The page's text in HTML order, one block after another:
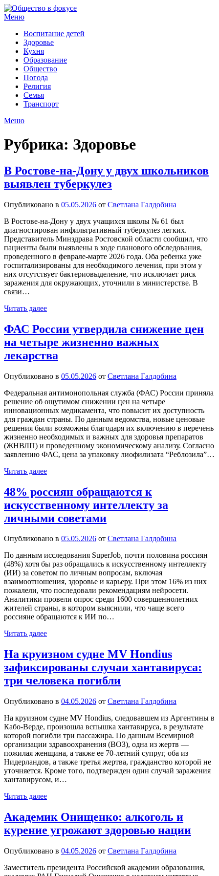
Перейти
к
Меню
Воспитание детей
Здоровье
Кухня
Образование
Общество
Погода
Религия
Семья
Транспорт
Меню
Рубрика: Здоровье
В Ростове-на-Дону у двух школьников
выявлен туберкулез
Опубликовано в 05.05.2026 от Светлана Галдобина
В Ростове-на-Дону у двух учащихся школы № 61 был
диагностирован инфильтративный туберкулез легких.
Представитель Минздрава Ростовской области сообщил, что
пациенты были выявлены в ходе планового обследования,
проведенного в феврале-марте 2026 года. Оба ребенка уже
госпитализированы для необходимого лечения, при этом у
них отсутствует бактериовыделение, что исключает риск
заражения для окружающих, уточнили в министерстве. В
связи…
Читать далее
ФАС России утвердила снижение цен
на четыре жизненно важных
лекарства
Опубликовано в 05.05.2026 от Светлана Галдобина
Федеральная антимонопольная служба (ФАС) России приняла
решение об ощутимом снижении цен на четыре
инновационных медикамента, что повысит их доступность
для граждан страны. По данным ведомства, новые ценовые
решения были возможны благодаря их включению в перечень
жизненно необходимых и важных для здоровья препаратов
(ЖНВЛП) и проведенному экономическому анализу. Согласно
заявлению ФАС, цена за упаковку лиофилизата “Реблозила”…
Читать далее
48% россиян обращаются к
искусственному интеллекту за
личными советами
Опубликовано в 05.05.2026 от Светлана Галдобина
По данным исследования SuperJob, почти половина россиян
(48%) хотя бы раз обращались к искусственному интеллекту
(ИИ) за советом по личным вопросам, включая
взаимоотношения, здоровье и карьеру. При этом 16% из них
пожалели, что последовали рекомендациям нейросети.
Аналитики провели опрос среди 1600 совершеннолетних
жителей страны, в котором выяснили, что чаще всего
россияне обращаются к ИИ по…
Читать далее
На круизном судне MV Hondius
зафиксированы случаи хантавируса:
три человека погибли
Опубликовано в 04.05.2026 от Светлана Галдобина
На круизном судне MV Hondius, следовавшем из Аргентины в
Кабо-Верде, произошла вспышка хантавируса, в результате
которой погибли три пассажира. По данным Всемирной
организации здравоохранения (ВОЗ), одна из жертв —
пожилая женщина, а также ее 70-летний супруг, оба из
Нидерландов, а также третья жертва, гражданство которой не
уточняется. Кроме того, подтвержден один случай заражения
хантавирусом, и…
Читать далее
Академик Онищенко: алкоголь и
курение угрожают здоровью нации
Опубликовано в 04.05.2026 от Светлана Галдобина
Заместитель президента Российской академии образования,